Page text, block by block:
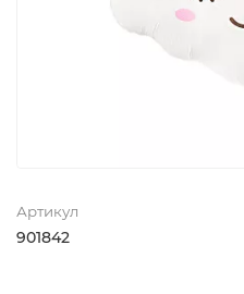
Артикул
901842